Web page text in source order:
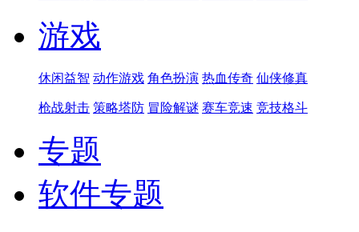
游戏
休闲益智 动作游戏 角色扮演 热血传奇 仙侠修真
枪战射击 策略塔防 冒险解谜 赛车竞速 竞技格斗
专题
软件专题